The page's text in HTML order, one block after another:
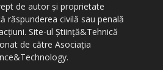
de autor și proprietate
răspunderea civilă sau penală
Site-ul Știință&Tehnică
de către Asociația